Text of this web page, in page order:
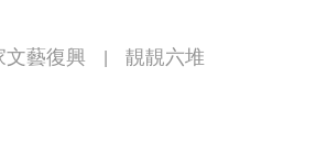
文藝復興 靚靚六堆